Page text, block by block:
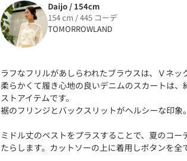
Daijo / 154cm
154 cm / 445 コーデ
TOMORROWLAND
ラフなフリルがあしらわれたブラウスは、Ｖネッ
柔らかくて履き心地の良いデニムのスカートは
ストアイテムです。
裾のフリンジとバックスリットがヘルシーな印象。
ミドル丈のベストをプラスすることで、夏のコ
たらします。カットソーの上に着用しボタンを全